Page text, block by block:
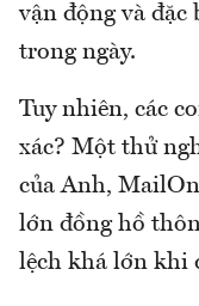
vận động và đặc
trong ngày.
Tuy nhiên, các
xác? Một thử
của Anh,
lớn đồng hồ
lệch khá lớn khi